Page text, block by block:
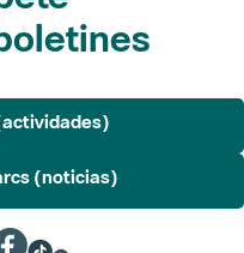
(noticias)